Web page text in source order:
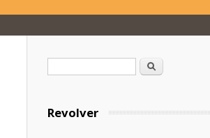
Formulario de búsqueda
Buscar
Revolver